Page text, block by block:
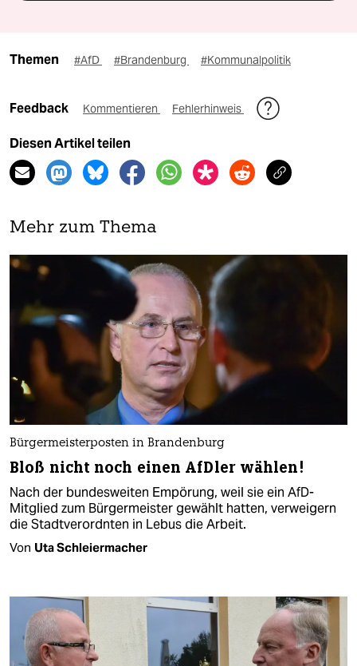
Themen #AfD #Brandenburg #Kommunalpolitik
Feedback Kommentieren Fehlerhinweis
Diesen Artikel teilen
Mehr zum Thema
Bürgermeisterposten in Brandenburg
Bloß nicht noch einen AfDler wählen!
Nach der bundesweiten Empörung, weil sie ein AfD-
Mitglied zum Bürgermeister gewählt hatten, verweigern
die Stadtverordnten in Lebus die Arbeit.
Von Uta Schleiermacher